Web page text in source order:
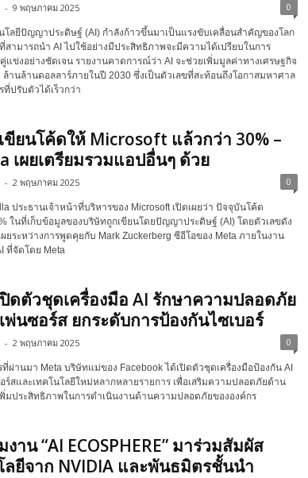
- 9 พฤษภาคม 2025 0
โลยีปัญญาประดิษฐ์ (AI) กำลังก้าวขึ้นมาเป็นแรงขับเคลื่อนสำคัญของโลก
สามารถนำ AI ไปใช้อย่างมีประสิทธิภาพจะมีความได้เปรียบในการ
แข่งอย่างชัดเจน รายงานคาดการณ์ว่า AI จะช่วยเพิ่มมูลค่าทางเศรษฐกิจ
ล้านล้านดอลลาร์ภายในปี 2030 ซึ่งเป็นตัวเลขที่สะท้อนถึงโอกาสมหาศาล
ที่ปรับตัวได้เร็วกว่า
ขียนโค้ดให้ Microsoft แล้วกว่า 30% –
เผยเตรียมรวมแอปอื่นๆ ด้วย
- 2 พฤษภาคม 2025 0
ประธานเจ้าหน้าที่บริหารของ Microsoft เปิดเผยว่า ปัจจุบันโค้ด
ในที่เก็บข้อมูลของบริษัทถูกเขียนโดยปัญญาประดิษฐ์ (AI) โดยตัวเลขดัง
ผยระหว่างการพูดคุยกับ Mark Zuckerberg ซีอีโอของ Meta ภายในงาน
ที่จัดโดย Meta
ดตัวชุดเครื่องมือ AI รักษาความปลอดภัย
พ่นซอร์ส ยกระดับการป้องกันไซเบอร์
- 2 พฤษภาคม 2025 0
ที่ผ่านมา Meta บริษัทแม่ของ Facebook ได้เปิดตัวชุดเครื่องมือป้องกัน AI
ร์สและเทคโนโลยีใหม่หลากหลายรายการ เพื่อเสริมความปลอดภัยด้าน
พิ่มประสิทธิภาพในการดำเนินงานด้านความปลอดภัยขององค์กร
าน “AI ECOSPHERE” มาร่วมสัมผัส
ลยีจาก NVIDIA และพันธมิตรชั้นนำ